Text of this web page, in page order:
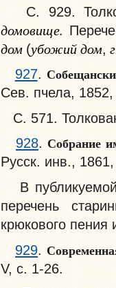
С. 929.
домовище.
дом (убожий дом,
927.
Сев. пчела,
С. 571.
928. Собрание
Русск. инв.,
В публикуемой
перечень
крюкового пения
929.
V, с. 1-26.